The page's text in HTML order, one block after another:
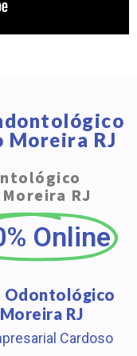
Moreira RJ
RJ
Online
Odontológico
RJ
Cardoso